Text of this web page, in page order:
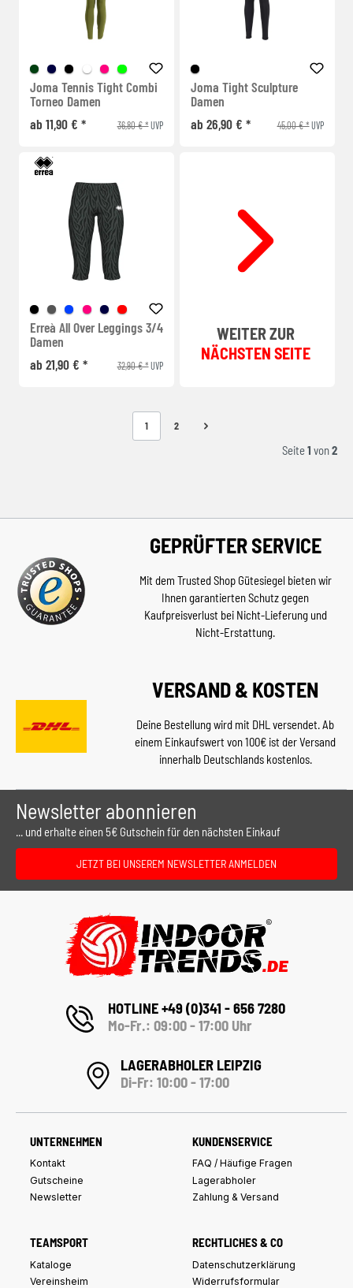
Joma Tennis Tight Combi
Torneo Damen
ab 11,90 € *
36,80 € *UVP
Joma Tight Sculpture
Damen
ab 26,90 € *
45,00 € *UVP
Erreà All Over Leggings 3/4
Damen
ab 21,90 € *
32,90 € *UVP
WEITER ZUR
NÄCHSTEN SEITE
1 2
Seite1 von2
GEPRÜFTER SERVICE
Mit dem Trusted Shop Gütesiegel bieten wir
Ihnen garantierten Schutz gegen
Kaufpreisverlust bei Nicht-Lieferung und
Nicht-Erstattung.
VERSAND & KOSTEN
Deine Bestellung wird mit DHL versendet. Ab
einem Einkaufswert von 100€ ist der Versand
innerhalb Deutschlands kostenlos.
Newsletter abonnieren
... und erhalte einen 5€ Gutschein für den nächsten Einkauf
JETZT BEI UNSEREM NEWSLETTER ANMELDEN
HOTLINE +49 (0)341 - 656 7280
Mo-Fr.: 09:00 - 17:00 Uhr
LAGERABHOLER LEIPZIG
Di-Fr: 10:00 - 17:00
UNTERNEHMEN
Kontakt
Gutscheine
Newsletter
KUNDENSERVICE
FAQ / Häufige Fragen
Lagerabholer
Zahlung & Versand
TEAMSPORT
Kataloge
Vereinsheim
RECHTLICHES & CO
Datenschutzerklärung
Widerrufsformular